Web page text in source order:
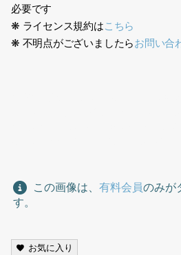
必要です
❋ ライセンス規約はこちら
❋ 不明点がございましたらお問い合
この画像は、 有料会員のみが
す。
お気に入り